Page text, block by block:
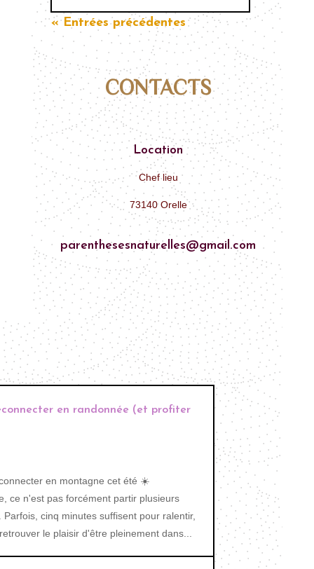
« Entrées précédentes
CONTACTS
Location
Chef lieu
73140 Orelle
parenthesesnaturelles@gmail.com
en randonnée (et profiter
en montagne cet été ☀️
ce n'est pas forcément partir plusieurs
cinq minutes suffisent pour ralentir,
le plaisir d'être pleinement dans...